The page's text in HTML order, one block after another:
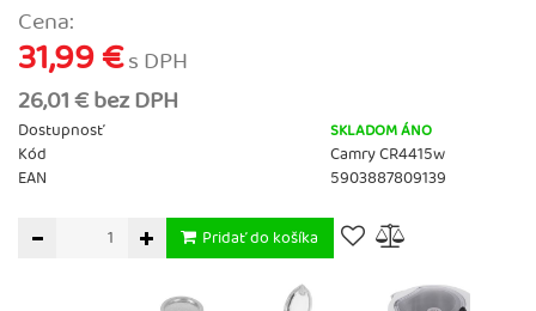
Cena:
31,99 €s DPH
26,01 € bez DPH
Dostupnosť SKLADOM ÁNO
Kód
Camry CR4415w
EAN
5903887809139
Pridať do košíka